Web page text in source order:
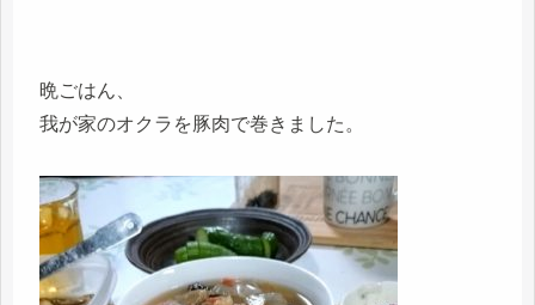
晩ごはん、
我が家のオクラを豚肉で巻きました。